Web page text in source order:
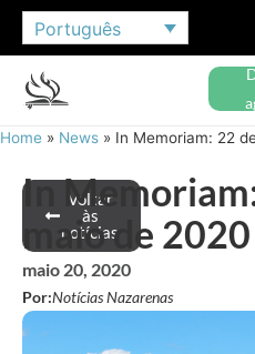
Português
Home » News » In Memoriam: 22
Voltar
às
notícias
In
maio de 2020
maio 20, 2020
Por:Notícias Nazarenas